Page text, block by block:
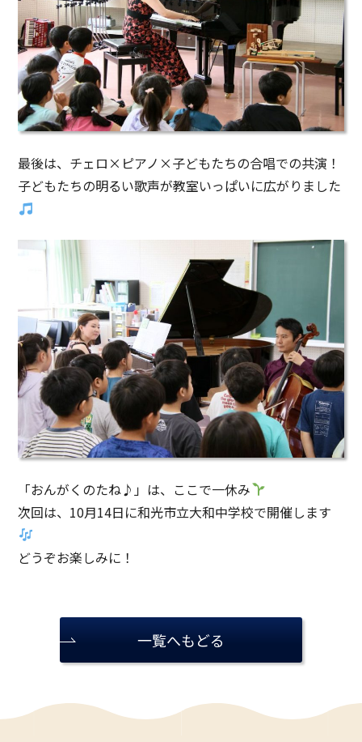
最後は、チェロ×ピアノ×子どもたちの合唱での共演！
子どもたちの明るい歌声が教室いっぱいに広がりました
「おんがくのたね♪」は、ここで一休み
次回は、10月14日に和光市立大和中学校で開催します
どうぞお楽しみに！
一覧へもどる